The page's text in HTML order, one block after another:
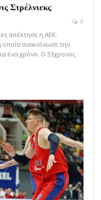
Στρέλνιεκς
0
απέκτησε η ΑΕΚ.
οποία ανακοίνωσε την
ένα χρόνο. Ο 33χρονος